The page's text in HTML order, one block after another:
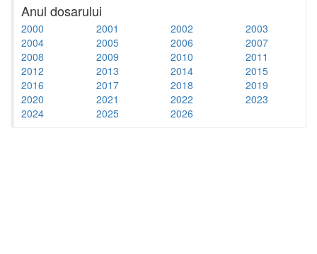
Anul dosarului
2000 2001 2002
2003
2004
2005 2006
2007
2008
2009 2010
2011
2012
2013 2014
2015
2016
2017 2018
2019
2020
2021 2022
2023
2024
2025 2026